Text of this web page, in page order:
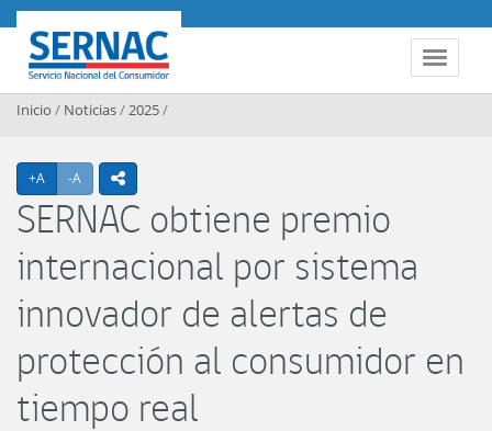
Contenido principal
Toggle
SERNAC
Inicio / Noticias/2025/
+A Agrandar texto
-A Achicar textoicono compartir
SERNAC obtiene premio
internacional por sistema
innovador de alertas de
protección al consumidor en
tiempo real